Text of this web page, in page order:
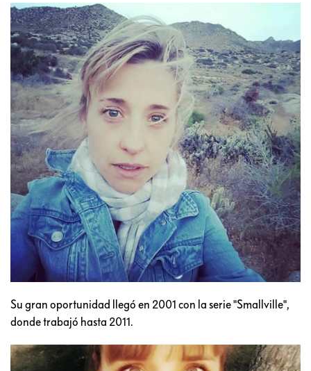
Su gran oportunidad llegó en 2001 con la serie "Smallville",
donde trabajó hasta 2011.